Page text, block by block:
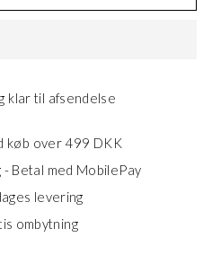
klar til afsendelse
køb over 499 DKK
Betal med MobilePay
levering
ombytning